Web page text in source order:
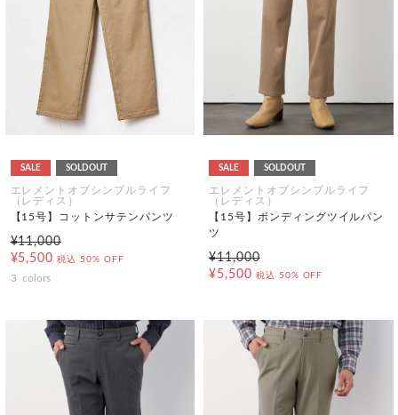
SALE SOLDOUT
エレメントオブシンプルライフ
（レディス）
【15号】コットンサテンパンツ
¥11,000
¥5,500 税込 50% OFF
3 colors
SALE SOLDOUT
エレメントオブシンプルライフ
（レディス）
【15号】ボンディングツイルパン
ツ
¥11,000
¥5,500 税込 50% OFF